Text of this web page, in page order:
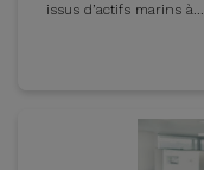
issus d’actifs marins à...